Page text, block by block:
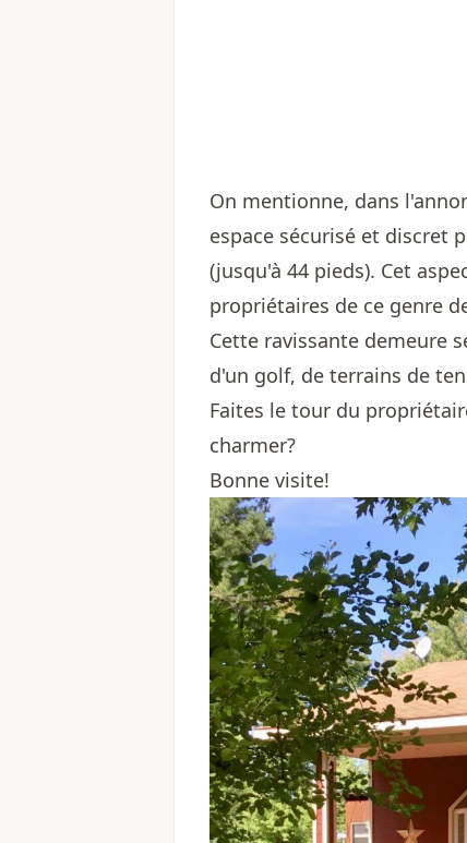
On mentionne, dans
espace sécurisé et discret
(jusqu'à 44 pieds). Cet
propriétaires de ce genre
Cette ravissante demeure
d'un golf, de terrains de
Faites le tour du
charmer?
Bonne visite!